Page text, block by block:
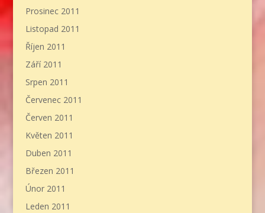
Prosinec 2011
Listopad 2011
Říjen 2011
Září 2011
Srpen 2011
Červenec 2011
Červen 2011
Květen 2011
Duben 2011
Březen 2011
Únor 2011
Leden 2011